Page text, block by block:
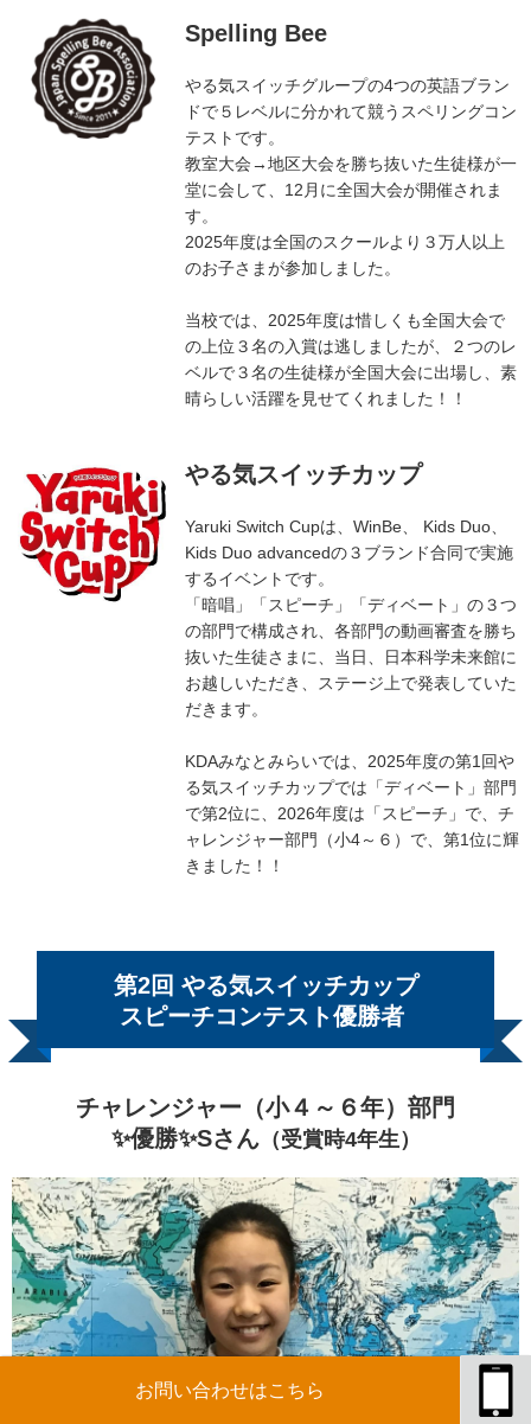
お問い合わせはこちら
Spelling Bee
やる気スイッチグループの4つの英語ブラン
ドで５レベルに分かれて競うスペリングコン
テストです。
教室大会→地区大会を勝ち抜いた生徒様が一
堂に会して、12月に全国大会が開催されま
す。
2025年度は全国のスクールより３万人以上
のお子さまが参加しました。
当校では、2025年度は惜しくも全国大会で
の上位３名の入賞は逃しましたが、２つのレ
ベルで３名の生徒様が全国大会に出場し、素
晴らしい活躍を見せてくれました！！
やる気スイッチカップ
Yaruki Switch Cupは、WinBe、 Kids Duo、
Kids Duo advancedの３ブランド合同で実施
するイベントです。
「暗唱」「スピーチ」「ディベート」の３つ
の部門で構成され、各部門の動画審査を勝ち
抜いた生徒さまに、当日、日本科学未来館に
お越しいただき、ステージ上で発表していた
だきます。
KDAみなとみらいでは、2025年度の第1回や
る気スイッチカップでは「ディベート」部門
で第2位に、2026年度は「スピーチ」で、チ
ャレンジャー部門（小4～６）で、第1位に輝
きました！！
第2回 やる気スイッチカップ
スピーチコンテスト優勝者
チャレンジャー（小４～６年）部門
✨優勝✨Sさん（受賞時4年生）